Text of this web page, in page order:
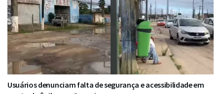
Usuários denunciam falta de segurança e acessibilidade em